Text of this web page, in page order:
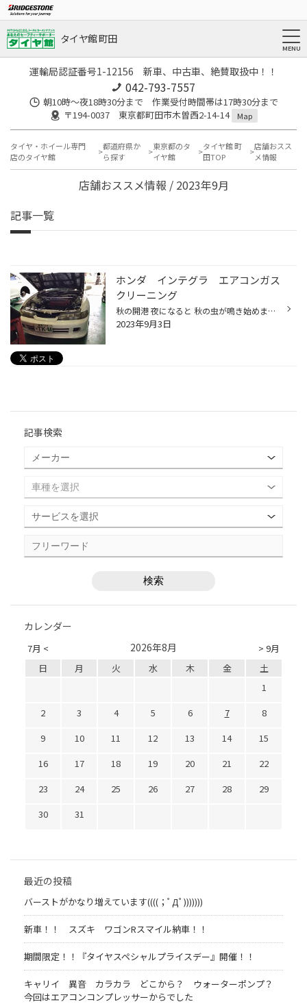
タイヤ館 町田
運輸局認証番号1-12156 新車、中古車、絶賛取扱中！！
042-793-7557
朝10時～夜18時30分まで 作業受付時間帯は17時30分まで
〒194-0037 東京都町田市木曽西2-14-14
Map
タイヤ・ホイール専門
店のタイヤ館
都道府県か
ら探す
東京都のタ
イヤ館
タイヤ館 町
田TOP
店舗おスス
メ情報
店舗おススメ情報 / 2023年9月
記事一覧
ホンダ インテグラ エアコンガス
クリーニング
秋の開港 夜になると 秋の虫が鳴き始めました 気分は秋に向かいたいのですが、いつまで暑いのですか。。。 デンジャラスニッポン まだまだエアコンの出番は続きそうです、はい 今日は久しぶりのスポーツカー入庫♡ ホンダのインテグラTYPE-R！！ 赤いエンジンヘッドカバーがTYPE-Rの証 色褪せないエ...
2023年9月3日
記事検索
カレンダー
7月 < > 9月
2026年8月
日 月 火 水 木 金
土
1
2
3 4 5 6 7
8
9
10 11 12 13 14
15
16
17 18 19 20 21
22
23
24 25 26 27 28
29
30
31
最近の投稿
バーストがかなり増えています((((；ﾟДﾟ)))))))
新車！！ スズキ ワゴンRスマイル納車！！
期間限定！！『タイヤスペシャルプライスデー』開催！！
キャリイ 異音 カラカラ どこから？ ウォーターポンプ？
今回はエアコンコンプレッサーからでした